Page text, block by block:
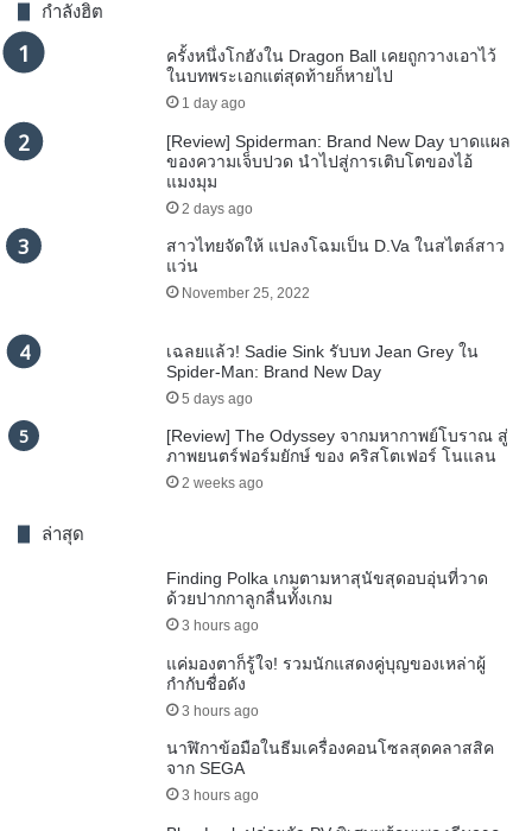
กำลังฮิต
ครั้งหนึ่งโกฮังใน Dragon Ball เคยถูกวางเอาไว้
ในบทพระเอกแต่สุดท้ายก็หายไป
1 day ago
[Review] Spiderman: Brand New Day บาดแผล
ของความเจ็บปวด นำไปสู่การเติบโตของไอ้
แมงมุม
2 days ago
สาวไทยจัดให้ แปลงโฉมเป็น D.Va ในสไตล์สาว
แว่น
November 25, 2022
เฉลยแล้ว! Sadie Sink รับบท Jean Grey ใน
Spider-Man: Brand New Day
5 days ago
[Review] The Odyssey จากมหากาพย์โบราณ สู่
ภาพยนตร์ฟอร์มยักษ์ ของ คริสโตเฟอร์ โนแลน
2 weeks ago
ล่าสุด
Finding Polka เกมตามหาสุนัขสุดอบอุ่นที่วาด
ด้วยปากกาลูกลื่นทั้งเกม
3 hours ago
แค่มองตาก็รู้ใจ! รวมนักแสดงคู่บุญของเหล่าผู้
กำกับชื่อดัง
3 hours ago
นาฬิกาข้อมือในธีมเครื่องคอนโซลสุดคลาสสิค
จาก SEGA
3 hours ago